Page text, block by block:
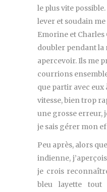
le plus vite
lever et soudain
Emorine et Charles
doubler pendant la
apercevoir. Ils me
courrions
que partir avec eux
vitesse, bien trop
une grosse erreur,
je sais gérer mon
Peu après, alors
indienne,
je crois
bleu layette